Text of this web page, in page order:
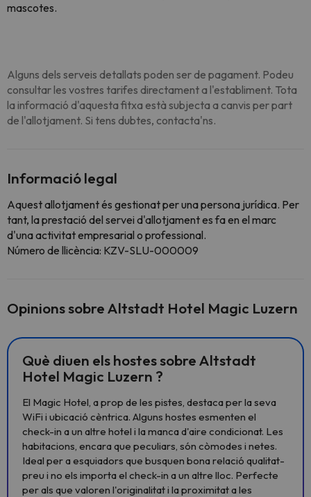
mascotes.
Alguns dels serveis detallats poden ser de pagament. Podeu
consultar les vostres tarifes directament a l'establiment. Tota
la informació d'aquesta fitxa està subjecta a canvis per part
de l'allotjament. Si tens dubtes, contacta'ns.
Informació legal
Aquest allotjament és gestionat per una persona jurídica. Per
tant, la prestació del servei d'allotjament es fa en el marc
d'una activitat empresarial o professional.
Número de llicència: KZV-SLU-000009
Opinions sobre Altstadt Hotel Magic Luzern
Què diuen els hostes sobre Altstadt
Hotel Magic Luzern ?
El Magic Hotel, a prop de les pistes, destaca per la seva
WiFi i ubicació cèntrica. Alguns hostes esmenten el
check-in a un altre hotel i la manca d'aire condicionat. Les
habitacions, encara que peculiars, són còmodes i netes.
Ideal per a esquiadors que busquen bona relació qualitat-
preu i no els importa el check-in a un altre lloc. Perfecte
per als que valoren l'originalitat i la proximitat a les